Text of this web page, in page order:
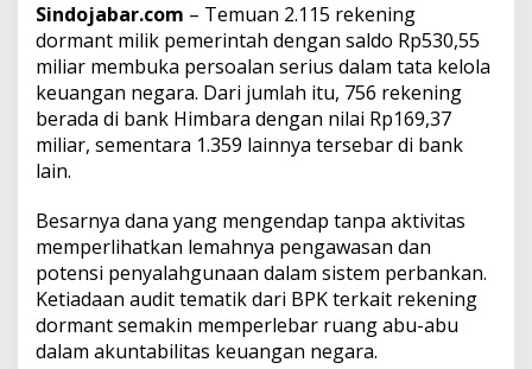
1
1
5
R
e
k
e
g
D
o
r
m
a
n
Sindojabar.com – Temuan 2.115 rekening
dormant milik pemerintah dengan saldo Rp530,55
miliar membuka persoalan serius dalam tata kelola
keuangan negara. Dari jumlah itu, 756 rekening
berada di bank Himbara dengan nilai Rp169,37
miliar, sementara 1.359 lainnya tersebar di bank
lain.
Besarnya dana yang mengendap tanpa aktivitas
memperlihatkan lemahnya pengawasan dan
potensi penyalahgunaan dalam sistem perbankan.
Ketiadaan audit tematik dari BPK terkait rekening
dormant semakin memperlebar ruang abu-abu
dalam akuntabilitas keuangan negara.